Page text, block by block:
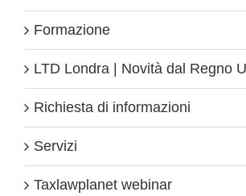
Formazione
LTD Londra | Novità dal Regno
Richiesta di informazioni
Servizi
Taxlawplanet webinar